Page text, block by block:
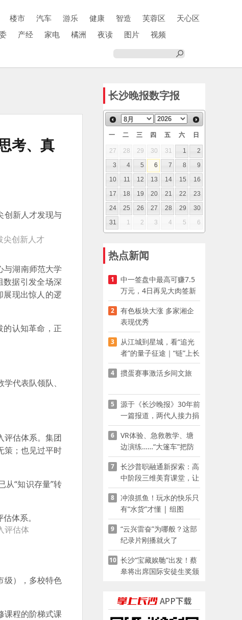
楼市 汽车 游乐 健康 智造 芙蓉区
天心区
产经 家电 橘洲 夜读 图片
视频
考、真
尖创新人才
与湖南师范大学
数据引发全场深
展现出惊人的逻
认知革命，正
代表队领队、
评估体系。集团
策；也见过平时
从“知识存量”转
评估体
级），多校特色
课程的阶梯式课
长沙晚报数字报
一 二 三 四 五 六 日
27 28 29 30 31 1
2
3
4 5 6 7 8
9
10
11 12 13 14 15
16
17
18 19 20 21 22
23
24
25 26 27 28 29
30
31
1 2 3 4 5 6
热点新闻
1
中一签盘中最高可赚7.5
万元，4日再见大肉签新
股
2
有色板块大涨 多家湘企
表现优秀
3
从江城到星城，看“追光
者”的量子征途｜“链”上长
沙 “才”够硬核
4 掼蛋赛事激活乡间文旅
5
源于《长沙晚报》30年前
一篇报道，两代人接力捐
资助学
6
VR体验、急救教学、塘
边演练……“大篷车”把防
溺水课堂搬到乡村青少年
家门口
7
长沙普职融通新探索：高
中阶段三维美育课堂，让
少年向美而生
8
冲浪抓鱼！玩水的快乐只
有“水货”才懂 | 组图
9
“云兴雷奋”为哪般？这部
纪录片刚播就火了
10 长沙“宝藏娭毑”出发！蔡
皋将出席国际安徒生奖颁